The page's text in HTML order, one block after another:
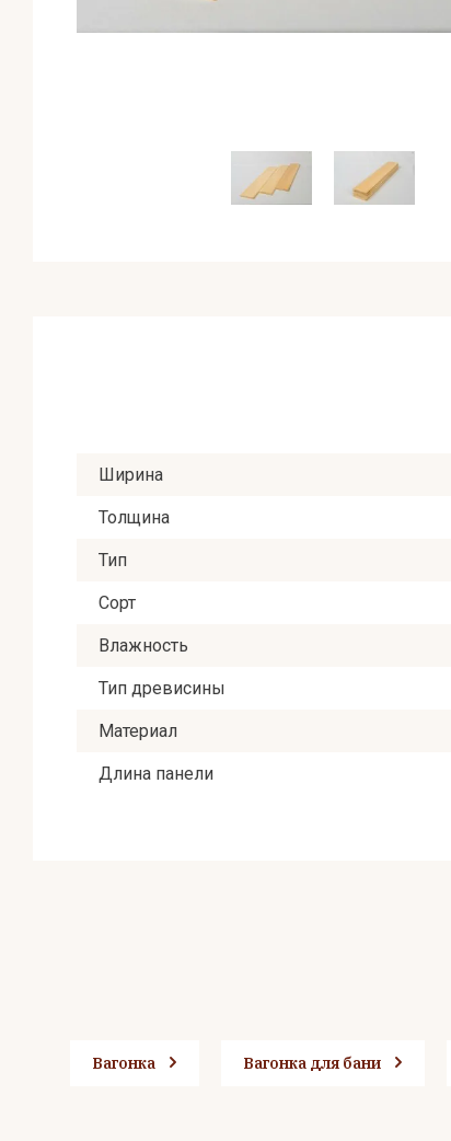
Ширина
Толщина
Тип
Сорт
Влажность
Тип древисины
Материал
Длина панели
Вагонка Вагонка для бани